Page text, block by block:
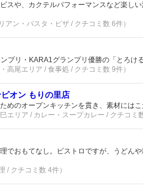
スや、カクテルパフォーマンスなど楽し
アン・パスタ・ピザ / クチコミ数 6件）
プリ・KARA1グランプリ優勝の「とろけ
高尾エリア / 食事処 / クチコミ数 9件）
オン もりの里店
めのオープンキッチンを貫き、素材には
巳エリア / カレー・スープカレー / クチコミ
でおもてなし。ビストロですが、うどん
/ クチコミ数 4件）